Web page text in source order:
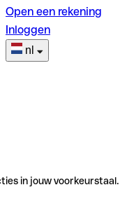
Open een rekening
Inloggen
nl
in jouw voorkeurstaal.